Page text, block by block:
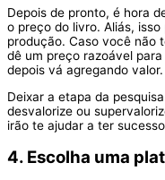
Depois de pronto, é hora
o preço do livro. Aliás,
produção. Caso você não
dê um preço razoável
depois vá agregando valor.
Deixar a etapa da
desvalorize ou
irão te ajudar a ter
4. Escolha uma